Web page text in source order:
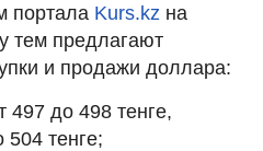
портала Kurs.kz на
тем предлагают
и продажи доллара:
497 до 498 тенге,
тенге;